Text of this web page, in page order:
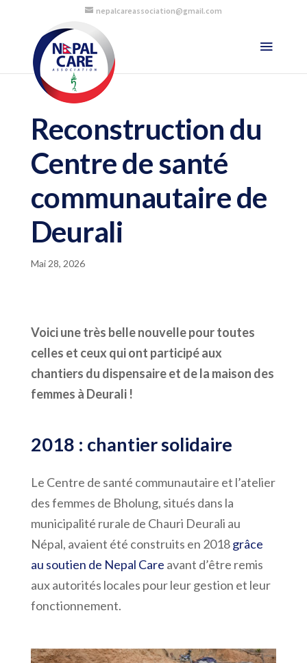
nepalcareassociation@gmail.com
Reconstruction du
Centre de santé
communautaire de
Deurali
Mai 28, 2026
Voici une très belle nouvelle pour toutes
celles et ceux qui ont participé aux
chantiers du dispensaire et de la maison des
femmes à Deurali !
2018 : chantier solidaire
Le Centre de santé communautaire et l’atelier
des femmes de Bholung, situés dans la
municipalité rurale de Chauri Deurali au
Népal, avaient été construits en 2018grâce
au soutien de Nepal Care avant d’être remis
aux autorités locales pour leur gestion et leur
fonctionnement.